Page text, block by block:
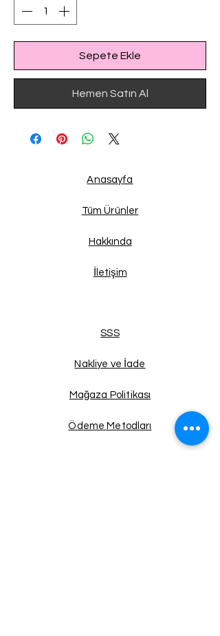
Sepete Ekle
Hemen Satın Al
Anasayfa
Tüm Ürünler
Hakkında
İletişim
SSS
Nakliye ve İade
Mağaza Politikası
Ödeme Metodları